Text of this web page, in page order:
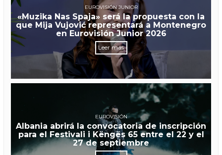
EUROVISIÓN JUNIOR
«Muzika Nas Spaja» será la propuesta con la
que Mija Vujović representará a Montenegro
en Eurovisión Junior 2026
Leer más
EUROVISIÓN
Albania abrirá la convocatoria de inscripción
para el Festivali i Këngës 65 entre el 22 y el
27 de septiembre